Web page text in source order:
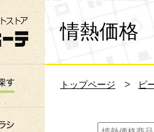
総合ディスカウントストア 驚
情熱価格
トップページ ピ